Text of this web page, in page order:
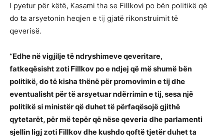
I pyetur për këtë, Kasami tha se Fillkovi po bën politikë që
do ta arsyetonin heqjen e tij gjatë rikonstruimit të
qeverisë.
“Edhe në vigjilje të ndryshimeve qeveritare,
fatkeqësisht zoti Fillkov po e ndjej që më shumë bën
politikë, do të kisha thënë për promovimin e tij dhe
eventualisht për të arsyetuar ndërrimin e tij, sesa një
politikë si ministër që duhet të përfaqësojë gjithë
qytetarët, për më tepër që nëse qeveria dhe parlamenti
sjellin ligj zoti Fillkov dhe kushdo qoftë tjetër duhet ta